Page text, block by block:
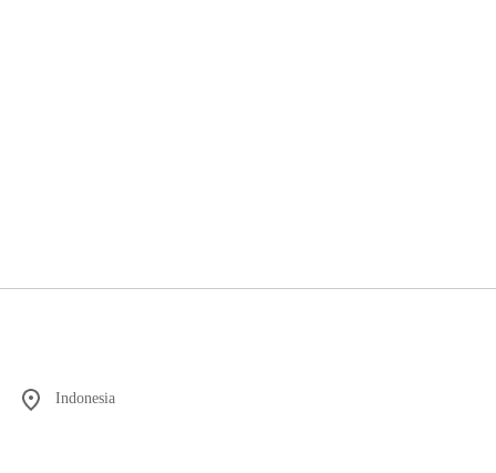
Indonesia